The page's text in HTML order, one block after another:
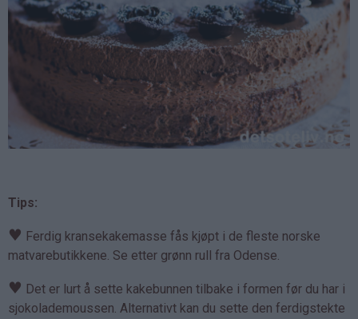
Tips:
♥ Ferdig kransekakemasse fås kjøpt i de fleste norske
matvarebutikkene. Se etter grønn rull fra Odense.
♥ Det er lurt å sette kakebunnen tilbake i formen før du har i
sjokolademoussen. Alternativt kan du sette den ferdigstekte